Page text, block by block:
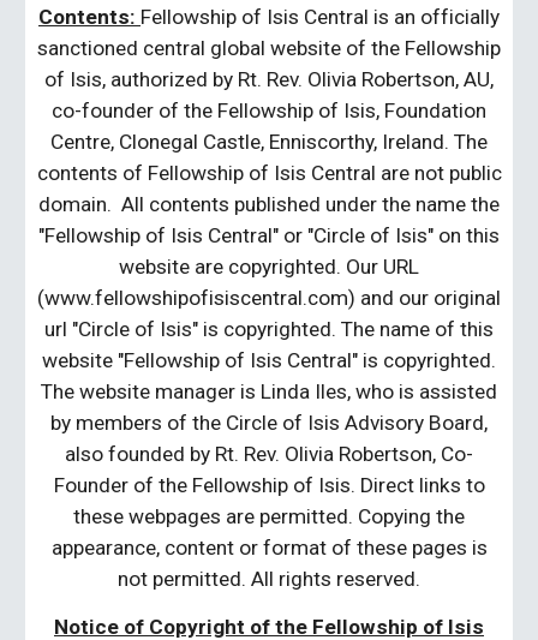
Contents: Fellowship of Isis Central is an officially
sanctioned central global website of the Fellowship
of Isis, authorized by Rt. Rev. Olivia Robertson, AU,
co-founder of the Fellowship of Isis, Foundation
Centre, Clonegal Castle, Enniscorthy, Ireland. The
contents of Fellowship of Isis Central are not public
domain. All contents published under the name the
"Fellowship of Isis Central" or "Circle of Isis" on this
website are copyrighted. Our URL
(www.fellowshipofisiscentral.com) and our original
url "Circle of Isis" is copyrighted. The name of this
website "Fellowship of Isis Central" is copyrighted.
The website manager is Linda Iles, who is assisted
by members of the Circle of Isis Advisory Board,
also founded by Rt. Rev. Olivia Robertson, Co-
Founder of the Fellowship of Isis. Direct links to
these webpages are permitted. Copying the
appearance, content or format of these pages is
not permitted. All rights reserved.
Notice of Copyright of the Fellowship of Isis